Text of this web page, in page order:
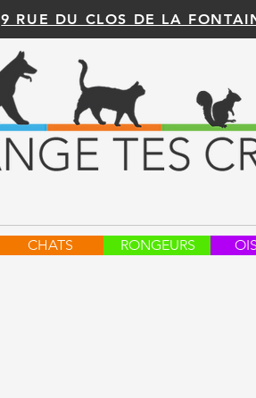
9 RUE DU CLOS DE LA
CHATS RONGEURS